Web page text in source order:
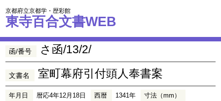
京都府立京都学・歴彩館
東寺百合文書WEB
函/番号 さ函/13/2/
文書名 室町幕府引付頭人奉書案
年月日 暦応4年12月18日 西暦 1341年
寸法（mm）